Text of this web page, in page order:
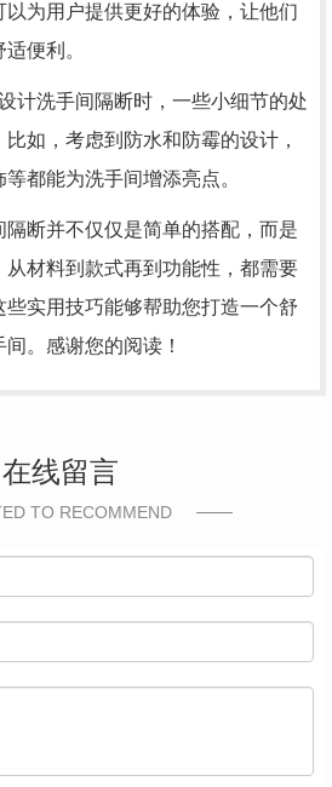
为用户提供更好的体验，让他们
便利。
计洗手间隔断时，一些小细节的处
如，考虑到防水和防霉的设计，
都能为洗手间增添亮点。
断并不仅仅是简单的搭配，而是
从材料到款式再到功能性，都需要
实用技巧能够帮助您打造一个舒
。感谢您的阅读！
在线留言
TO RECOMMEND